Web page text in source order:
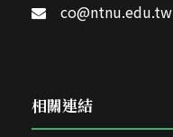
co@ntnu.edu.tw
相關連結